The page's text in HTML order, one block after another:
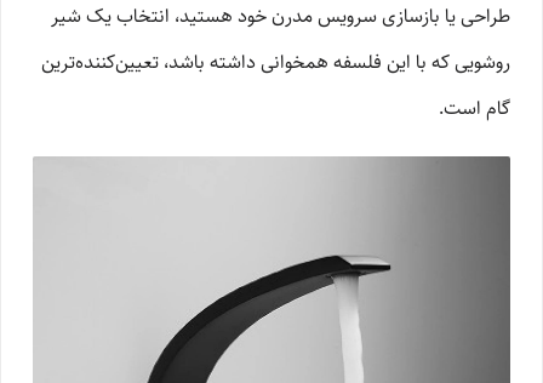
طراحی یا بازسازی سرویس مدرن خود هستید، انتخاب یک شیر
روشویی که با این فلسفه همخوانی داشته باشد، تعیین‌کننده‌ترین
گام است.